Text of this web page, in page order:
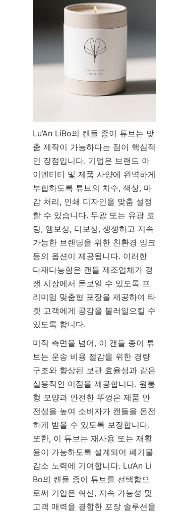
Lu’An LiBo의 캔들 종이 튜브는 맞
춤 제작이 가능하다는 점이 핵심적
인 장점입니다. 기업은 브랜드 아
이덴티티 및 제품 사양에 완벽하게
부합하도록 튜브의 치수, 색상, 마
감 처리, 인쇄 디자인을 맞춤 설정
할 수 있습니다. 무광 또는 유광 코
팅, 엠보싱, 디보싱, 생생하고 지속
가능한 브랜딩을 위한 친환경 잉크
등의 옵션이 제공됩니다. 이러한
다재다능함은 캔들 제조업체가 경
쟁 시장에서 돋보일 수 있도록 프
리미엄 맞춤형 포장을 제공하여 타
겟 고객에게 공감을 불러일으킬 수
있도록 합니다.
미적 측면을 넘어, 이 캔들 종이 튜
브는 운송 비용 절감을 위한 경량
구조와 향상된 보관 효율성과 같은
실용적인 이점을 제공합니다. 원통
형 모양과 안전한 뚜껑은 제품 안
전성을 높여 소비자가 캔들을 온전
하게 받을 수 있도록 보장합니다.
또한, 이 튜브는 재사용 또는 재활
용이 가능하도록 설계되어 폐기물
감소 노력에 기여합니다. Lu’An Li
Bo의 캔들 종이 튜브를 선택함으
로써 기업은 혁신, 지속 가능성 및
고객 매력을 결합한 포장 솔루션을